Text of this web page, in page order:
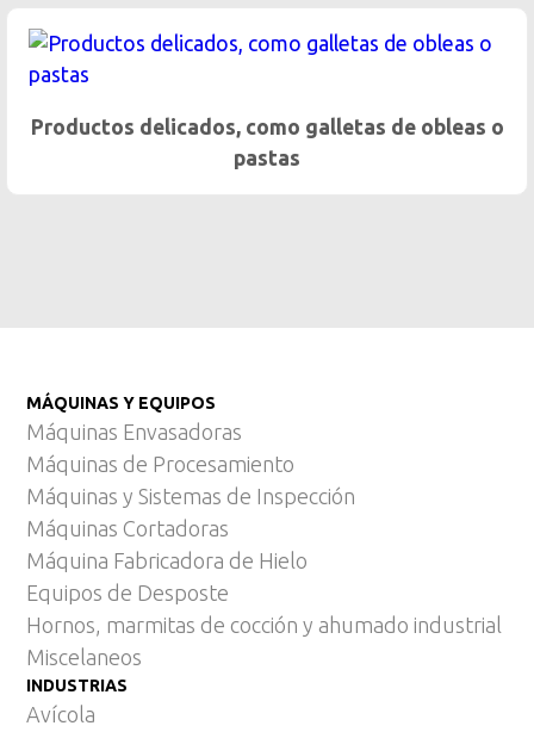
Productos delicados, como galletas de obleas o
pastas
MÁQUINAS Y EQUIPOS
Máquinas Envasadoras
Máquinas de Procesamiento
Máquinas y Sistemas de Inspección
Máquinas Cortadoras
Máquina Fabricadora de Hielo
Equipos de Desposte
Hornos, marmitas de cocción y ahumado industrial
Miscelaneos
INDUSTRIAS
Avícola